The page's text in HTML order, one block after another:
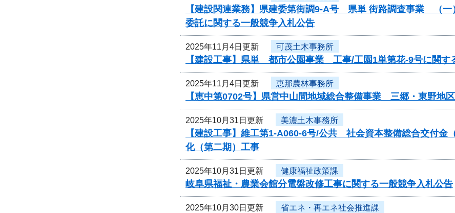
【建設関連業務】県建委第街調9-A号 県単 街路調査事業 （一
委託に関する一般競争入札公告
2025年11月4日更新 可茂土木事務所
【建設工事】県単 都市公園事業 工事/工園1単第花-9号に関す
2025年11月4日更新 恵那農林事務所
【恵中第0702号】県営中山間地域総合整備事業 三郷・東野
2025年10月31日更新 美濃土木事務所
【建設工事】維工第1-A060-6号/公共 社会資本整備総合交付金
化（第二期）工事
2025年10月31日更新 健康福祉政策課
岐阜県福祉・農業会館分電盤改修工事に関する一般競争入札公告
2025年10月30日更新 省エネ・再エネ社会推進課